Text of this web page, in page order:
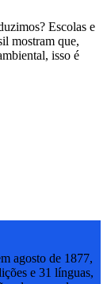
Escolas e
mostram que,
isso é
agosto de 1877,
e 31 línguas,